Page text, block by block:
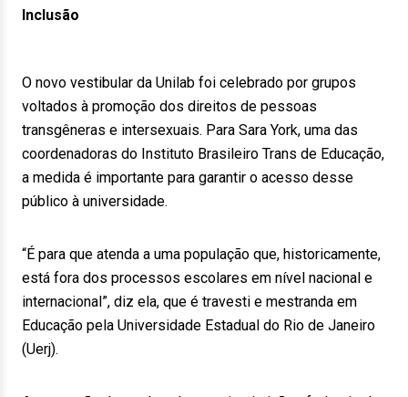
Inclusão
O novo vestibular da Unilab foi celebrado por grupos
voltados à promoção dos direitos de pessoas
transgêneras e intersexuais. Para Sara York, uma das
coordenadoras do Instituto Brasileiro Trans de Educação,
a medida é importante para garantir o acesso desse
público à universidade.
“É para que atenda a uma população que, historicamente,
está fora dos processos escolares em nível nacional e
internacional”, diz ela, que é travesti e mestranda em
Educação pela Universidade Estadual do Rio de Janeiro
(Uerj).